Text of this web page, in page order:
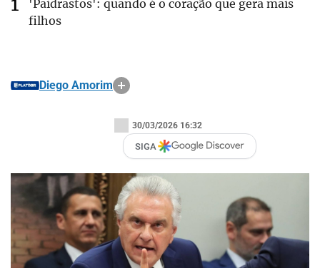
'Paidrastos': quando é o coração que gera mais
filhos
Diego Amorim
30/03/2026 16:32
SIGA